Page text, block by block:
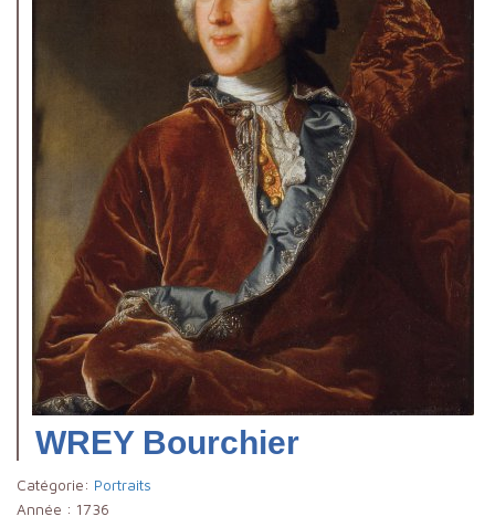
WREY Bourchier
Catégorie: Portraits
Année : 1736